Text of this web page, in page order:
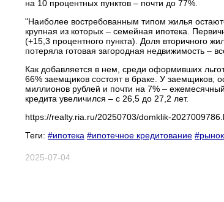
на 10 процентных пунктов – почти до 77%.
"Наиболее востребованным типом жилья
крупная из которых – семейная ипотека.
(+15,3 процентного пункта). Доля вторичного
потеряла готовая загородная недвижимость –
Как добавляется в нем, среди оформивших
66% заемщиков состоят в браке. У заемщиков,
миллионов рублей и почти на 7% –
кредита увеличился – с 26,5 до 27,2 лет.
https://realty.ria.ru/20250703/domklik-
Теги: #ипотека #ипотечное кредитование
2025-07-04